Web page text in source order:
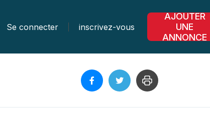
Se connecter inscrivez-vous
AJOUTER
UNE
ANNONCE